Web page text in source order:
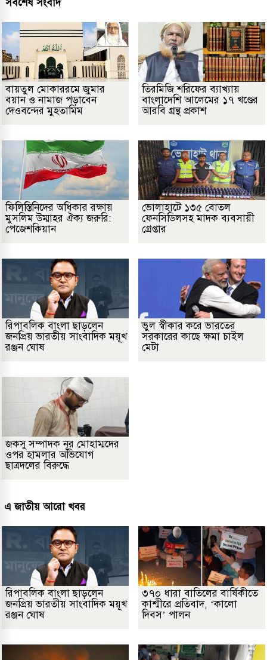
বায়তুল মোকাররমে জুমার
বয়ান ও নামাজ পড়াবেন
দেওবন্দের মুহতামিম
তিরমিজি শরিফের ব্যাখ্যায়
বাংলাদেশি আলেমের ১৭ খণ্ডের
আরবি গ্রন্থ প্রকাশ
ফিলিস্তিনিদের অধিকার রক্ষায়
মুসলিম উম্মাহর ঐক্য জরুরি:
পেজেশকিয়ান
ভোলাহাটে ১৩৫ বোতল
ফেনসিডিলসহ মাদক ব্যবসায়ী
গ্রেপ্তার
রিপাবলিক বাংলা ছাড়লেন
জনপ্রিয় ভারতীয় সাংবাদিক ময়ূখ
রঞ্জন ঘোষ
ভুল স্বীকার করে ভারতের
সরকারের কাছে ক্ষমা চাইল
মেটা
জকসু সম্পাদক নূর মোহাম্মদের
ওপর হামলার অভিযোগ
ছাত্রদলের বিরুদ্ধে
এ জাতীয় আরো খবর
রিপাবলিক বাংলা ছাড়লেন
জনপ্রিয় ভারতীয় সাংবাদিক ময়ূখ
রঞ্জন ঘোষ
৩৭০ ধারা বাতিলের বার্ষিকীতে
কাশ্মীরে প্রতিবাদ, ‘কালো
দিবস’ পালন